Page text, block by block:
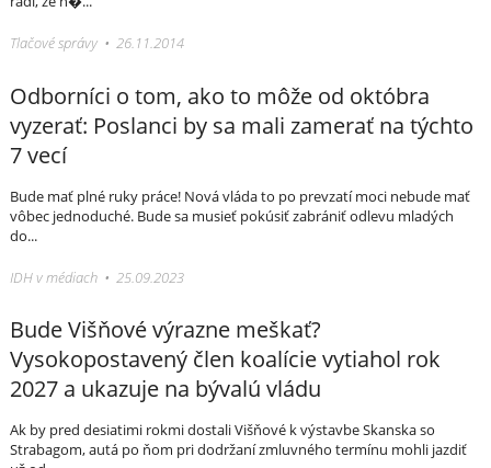
Tlačové správy • 26.11.2014
Odborníci o tom, ako to môže od októbra
vyzerať: Poslanci by sa mali zamerať na týchto
7 vecí
Bude mať plné ruky práce! Nová vláda to po prevzatí moci nebude mať
vôbec jednoduché. Bude sa musieť pokúsiť zabrániť odlevu mladých
do...
IDH v médiach • 25.09.2023
Bude Višňové výrazne meškať?
Vysokopostavený člen koalície vytiahol rok
2027 a ukazuje na bývalú vládu
Ak by pred desiatimi rokmi dostali Višňové k výstavbe Skanska so
Strabagom, autá po ňom pri dodržaní zmluvného termínu mohli jazdiť